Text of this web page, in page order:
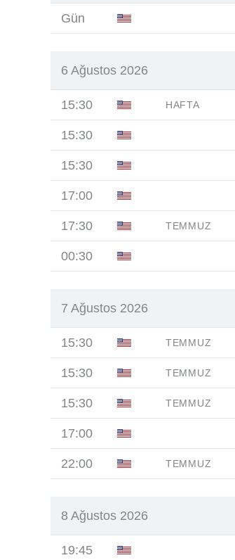
Gün
6 Ağustos 2026
15:30 HAFTA
15:30
15:30
17:00
17:30 TEMMUZ
00:30
7 Ağustos 2026
15:30 TEMMUZ
15:30 TEMMUZ
15:30 TEMMUZ
17:00
22:00 TEMMUZ
8 Ağustos 2026
19:45